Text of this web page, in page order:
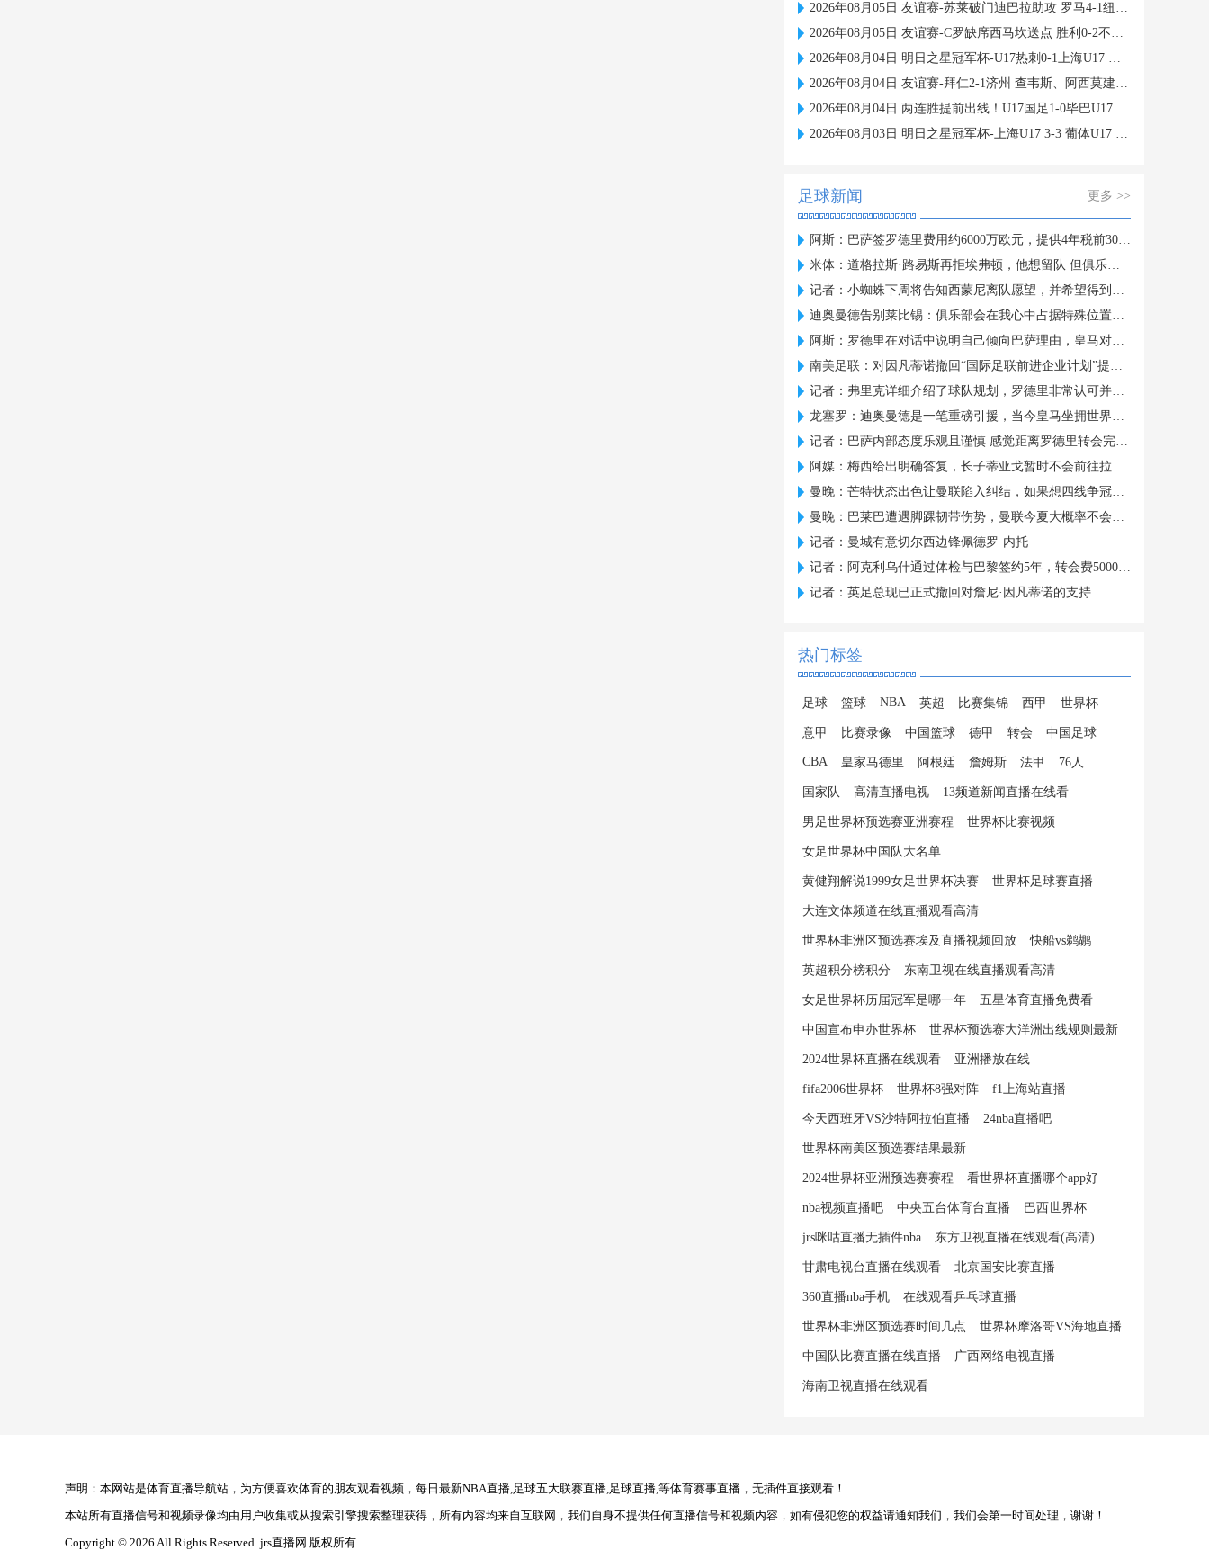
2026年08月05日 友谊赛-苏莱破门迪巴拉助攻 罗马4-1纽波特郡
2026年08月05日 友谊赛-C罗缺席西马坎送点 胜利0-2不敌阿尔梅里亚
2026年08月04日 明日之星冠军杯-U17热刺0-1上海U17 李文博制胜球
2026年08月04日 友谊赛-拜仁2-1济州 查韦斯、阿西莫建功马特乌斯彩虹过人送助攻
2026年08月04日 两连胜提前出线！U17国足1-0毕巴U17 程晟涵连场破门赵松源中楣
2026年08月03日 明日之星冠军杯-上海U17 3-3 葡体U17 梁锦鸿梅开二度
足球新闻 更多 >>
阿斯：巴萨签罗德里费用约6000万欧元，提供4年税前3000万欧合同
米体：道格拉斯·路易斯再拒埃弗顿，他想留队 但俱乐部尚未敲定
记者：小蜘蛛下周将告知西蒙尼离队愿望，并希望得到理解和帮助
迪奥曼德告别莱比锡：俱乐部会在我心中占据特殊位置，感谢所有
阿斯：罗德里在对话中说明自己倾向巴萨理由，皇马对此理解＆祝好
南美足联：对因凡蒂诺撤回“国际足联前进企业计划”提案表示欢迎
记者：弗里克详细介绍了球队规划，罗德里非常认可并选择加盟巴萨
龙塞罗：迪奥曼德是一笔重磅引援，当今皇马坐拥世界独一档攻击线
记者：巴萨内部态度乐观且谨慎 感觉距离罗德里转会完成更近了
阿媒：梅西给出明确答复，长子蒂亚戈暂时不会前往拉玛西亚青训
曼晚：芒特状态出色让曼联陷入纠结，如果想四线争冠可能还得买人
曼晚：巴莱巴遭遇脚踝韧带伤势，曼联今夏大概率不会继续追求他
记者：曼城有意切尔西边锋佩德罗·内托
记者：阿克利乌什通过体检与巴黎签约5年，转会费5000万欧元
记者：英足总现已正式撤回对詹尼·因凡蒂诺的支持
热门标签
足球 篮球 NBA 英超 比赛集锦 西甲 世界杯
意甲 比赛录像 中国篮球 德甲 转会 中国足球
CBA 皇家马德里 阿根廷 詹姆斯 法甲 76人
国家队 高清直播电视 13频道新闻直播在线看
男足世界杯预选赛亚洲赛程 世界杯比赛视频
女足世界杯中国队大名单
黄健翔解说1999女足世界杯决赛 世界杯足球赛直播
大连文体频道在线直播观看高清
世界杯非洲区预选赛埃及直播视频回放 快船vs鹈鹕
英超积分榜积分 东南卫视在线直播观看高清
女足世界杯历届冠军是哪一年 五星体育直播免费看
中国宣布申办世界杯 世界杯预选赛大洋洲出线规则最新
2024世界杯直播在线观看 亚洲播放在线
fifa2006世界杯 世界杯8强对阵 f1上海站直播
今天西班牙VS沙特阿拉伯直播 24nba直播吧
世界杯南美区预选赛结果最新
2024世界杯亚洲预选赛赛程 看世界杯直播哪个app好
nba视频直播吧 中央五台体育台直播 巴西世界杯
jrs咪咕直播无插件nba 东方卫视直播在线观看(高清)
甘肃电视台直播在线观看 北京国安比赛直播
360直播nba手机 在线观看乒乓球直播
世界杯非洲区预选赛时间几点 世界杯摩洛哥VS海地直播
中国队比赛直播在线直播 广西网络电视直播
海南卫视直播在线观看
声明：本网站是体育直播导航站，为方便喜欢体育的朋友观看视频，每日最新NBA直播,足球五大联赛直播,足球直播,等体育赛事直播，无插件直接观看！
本站所有直播信号和视频录像均由用户收集或从搜索引擎搜索整理获得，所有内容均来自互联网，我们自身不提供任何直播信号和视频内容，如有侵犯您的权益请通知我们，我们会第一时间处理，谢谢！
Copyright © 2026 All Rights Reserved. jrs直播网 版权所有